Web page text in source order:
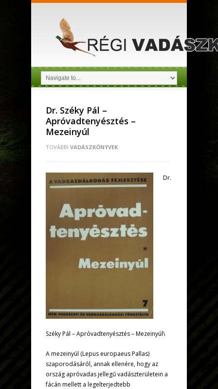
Dr. Széky Pál –
Apróvadtenyésztés –
Mezeinyúl
TOVÁBBI VADÁSZKÖNYVEK
Dr.
Széky Pál – Apróvadtenyésztés – Mezeinyúl\
A mezeinyúl (Lepus europaeus Pallas)
szaporodásáról, annak ellenére, hogy az
ország apróvadas jellegű vadászterületein a
fácán mellett a legelterjedtebb